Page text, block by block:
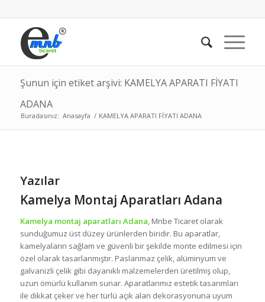
Şunun için etiket arşivi: KAMELYA APARATI FİYATI
ADANA
Buradasınız: Anasayfa / KAMELYA APARATI FİYATI ADANA
Yazılar
Kamelya Montaj Aparatları Adana
Kamelya montaj aparatları Adana, Mnbe Ticaret olarak
sunduğumuz üst düzey ürünlerden biridir. Bu aparatlar,
kamelyaların sağlam ve güvenli bir şekilde monte edilmesi için
özel olarak tasarlanmıştır. Paslanmaz çelik, alüminyum ve
galvanizli çelik gibi dayanıklı malzemelerden üretilmiş olup,
uzun ömürlü kullanım sunar. Aparatlarımız estetik tasarımları
ile dikkat çeker ve her türlü açık alan dekorasyonuna uyum